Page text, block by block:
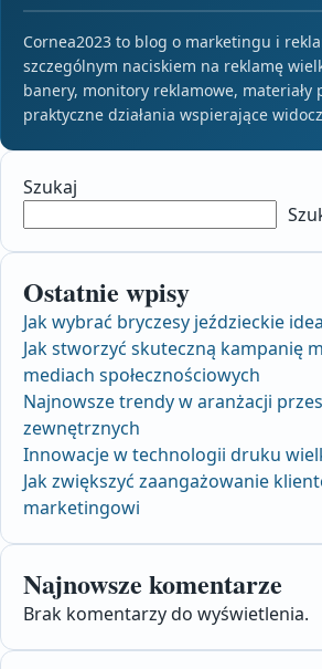
Cornea2023 to blog o marketingu i
szczególnym naciskiem na reklamę
banery, monitory reklamowe, materiały
praktyczne działania wspierające
Szukaj
Ostatnie wpisy
Jak wybrać bryczesy jeździeckie
Jak stworzyć skuteczną kampanię
mediach społecznościowych
Najnowsze trendy w aranżacji
zewnętrznych
Innowacje w technologii druku
Jak zwiększyć zaangażowanie
marketingowi
Najnowsze komentarze
Brak komentarzy do wyświetlenia.